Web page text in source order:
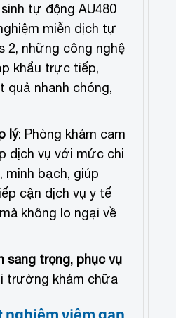
tự động AU480
miễn dịch tự
2, những công nghệ
khẩu trực tiếp,
quả nhanh chóng,
lý: Phòng khám cam
dịch vụ với mức chi
minh bạch, giúp
cận dịch vụ y tế
không lo ngại về
sang trọng, phục vụ
trường khám chữa
nghiệm viêm gan